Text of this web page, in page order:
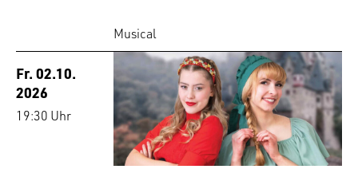
Musical
Fr. 02.10.
2026
19:30 Uhr